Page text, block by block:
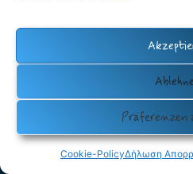
Präferenzen
Cookie-PolicyΔήλωση